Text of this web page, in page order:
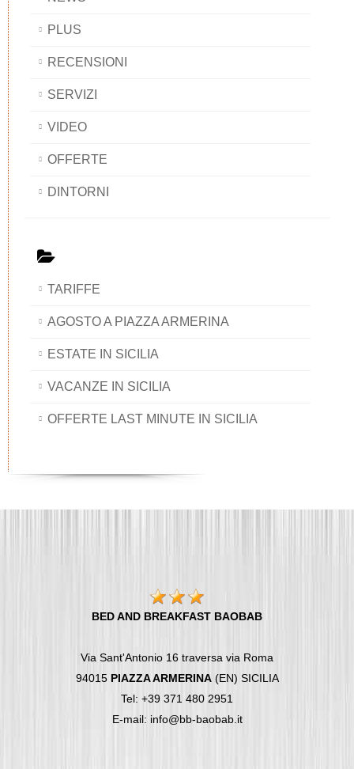
PLUS
RECENSIONI
SERVIZI
VIDEO
OFFERTE
DINTORNI
TARIFFE
AGOSTO A PIAZZA ARMERINA
ESTATE IN SICILIA
VACANZE IN SICILIA
OFFERTE LAST MINUTE IN SICILIA
BED AND BREAKFAST BAOBAB
Via Sant'Antonio 16 traversa via Roma
94015 PIAZZA ARMERINA(EN) SICILIA
Tel: +39 371 480 2951
E-mail: info@bb-baobab.it